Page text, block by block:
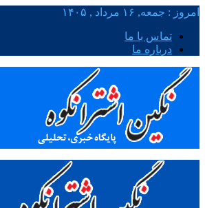
امروز : جمعه, ۱۶ مرداد , ۱۴۰۵
تماس با ما
درباره ما